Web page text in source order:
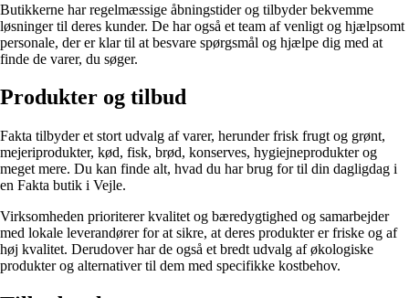
Butikkerne har regelmæssige åbningstider og tilbyder bekvemme
løsninger til deres kunder. De har også et team af venligt og hjælpsomt
personale, der er klar til at besvare spørgsmål og hjælpe dig med at
finde de varer, du søger.
Produkter og tilbud
Fakta tilbyder et stort udvalg af varer, herunder frisk frugt og grønt,
mejeriprodukter, kød, fisk, brød, konserves, hygiejneprodukter og
meget mere. Du kan finde alt, hvad du har brug for til din dagligdag i
en Fakta butik i Vejle.
Virksomheden prioriterer kvalitet og bæredygtighed og samarbejder
med lokale leverandører for at sikre, at deres produkter er friske og af
høj kvalitet. Derudover har de også et bredt udvalg af økologiske
produkter og alternativer til dem med specifikke kostbehov.